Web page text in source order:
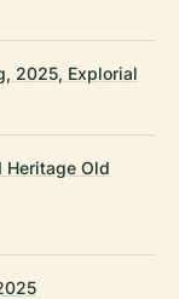
2025, Explorial
Heritage Old